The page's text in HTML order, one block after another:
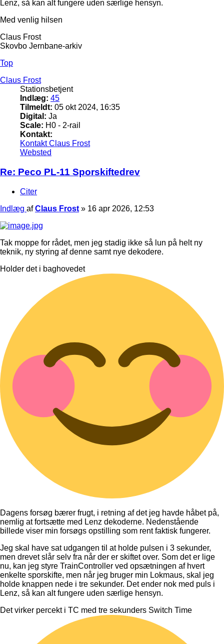
Lenz, så kan alt fungere uden særlige hensyn.
Med venlig hilsen
Claus Frost
Skovbo Jernbane-arkiv
Top
Claus Frost
Stationsbetjent
Indlæg: 45
Tilmeldt: 05 okt 2024, 16:35
Digital: Ja
Scale: H0 - 2-rail
Kontakt:
Kontakt Claus Frost
Websted
Re: Peco PL-11 Sporskiftedrev
Citer
Indlæg afClaus Frost » 16 apr 2026, 12:53
Tak moppe for rådet, men jeg stadig ikke så lun på helt ny
teknik, ny styring af denne samt nye dekodere.
Holder det i baghovedet
Dagens forsøg bærer frugt, i retning af det jeg havde håbet på,
nemlig at fortsætte med Lenz dekoderne. Nedenstående
billede viser min forsøgs opstilling som rent faktisk fungerer.
Jeg skal have sat udgangen til at holde pulsen i 3 sekunder,
men drevet slår selv fra når der er skiftet over. Som det er lige
nu, kan jeg styre TrainController ved opsætningen af hvert
enkelte sporskifte, men når jeg bruger min Lokmaus, skal jeg
holde knappen nede i tre sekunder. Det ender nok med puls i
Lenz, så kan alt fungere uden særlige hensyn.
Det virker percekt i TC med tre sekunders Switch Time